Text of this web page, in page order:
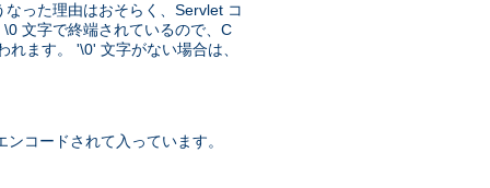
った理由はおそらく、Servlet コ
文字で終端されているので、C
ます。 '\0' 文字がない場合は、
コードされて入っています。